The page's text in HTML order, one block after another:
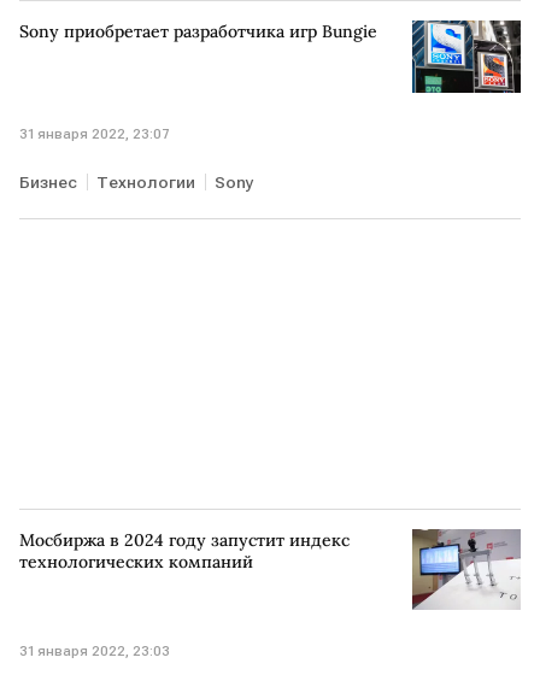
Sony приобретает разработчика игр Bungie
31 января 2022, 23:07
Бизнес Технологии Sony
Мосбиржа в 2024 году запустит индекс
технологических компаний
31 января 2022, 23:03